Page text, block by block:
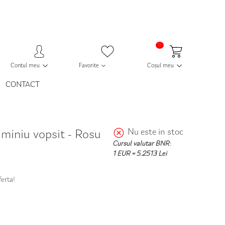
Contul meu Favorite Coșul meu
0
CONTACT
vopsit - Rosu Nu este in stoc
Cursul valutar BNR:
1 EUR = 5.2513 Lei